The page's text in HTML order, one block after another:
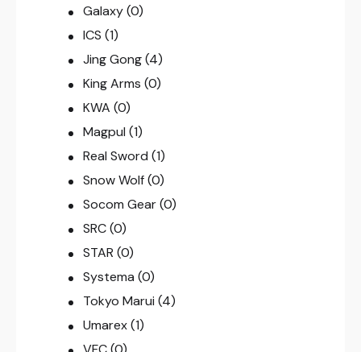
Galaxy (0)
ICS (1)
Jing Gong (4)
King Arms (0)
KWA (0)
Magpul (1)
Real Sword (1)
Snow Wolf (0)
Socom Gear (0)
SRC (0)
STAR (0)
Systema (0)
Tokyo Marui (4)
Umarex (1)